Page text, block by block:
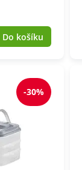
Do košíku
-30%